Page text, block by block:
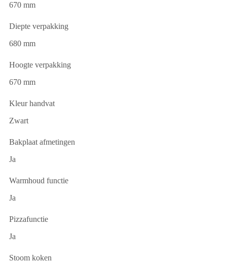
670 mm
Diepte verpakking
680 mm
Hoogte verpakking
670 mm
Kleur handvat
Zwart
Bakplaat afmetingen
Ja
Warmhoud functie
Ja
Pizzafunctie
Ja
Stoom koken